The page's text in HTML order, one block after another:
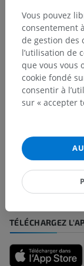
Anatomie
Traductions
N’hésitez pas
traduction,
TÉLÉCHARGEZ
Vous pouvez
consentement
de gestion des
l’utilisation de
que vous vous
cookie fondé
consentir à
sur « accepter